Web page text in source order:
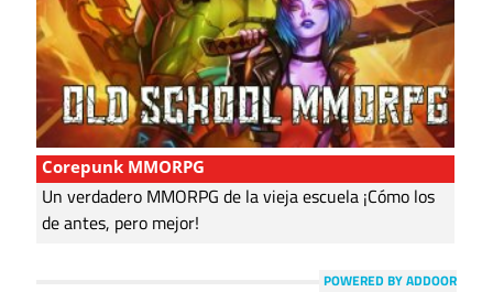
Corepunk MMORPG
Un verdadero MMORPG de la vieja escuela ¡Cómo los
de antes, pero mejor!
POWERED BY ADDOOR